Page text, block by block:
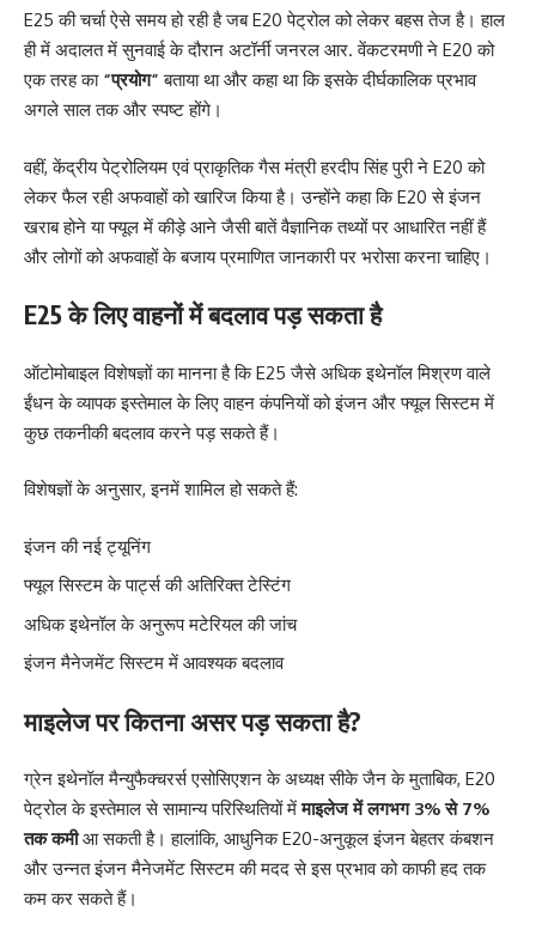
E25 की चर्चा ऐसे समय हो रही है जब E20 पेट्रोल को लेकर बहस तेज है। हाल
ही में अदालत में सुनवाई के दौरान अटॉर्नी जनरल आर. वेंकटरमणी ने E20 को
एक तरह का “प्रयोग” बताया था और कहा था कि इसके दीर्घकालिक प्रभाव
अगले साल तक और स्पष्ट होंगे।
वहीं, केंद्रीय पेट्रोलियम एवं प्राकृतिक गैस मंत्री हरदीप सिंह पुरी ने E20 को
लेकर फैल रही अफवाहों को खारिज किया है। उन्होंने कहा कि E20 से इंजन
खराब होने या फ्यूल में कीड़े आने जैसी बातें वैज्ञानिक तथ्यों पर आधारित नहीं हैं
और लोगों को अफवाहों के बजाय प्रमाणित जानकारी पर भरोसा करना चाहिए।
E25 के लिए वाहनों में बदलाव पड़ सकता है
ऑटोमोबाइल विशेषज्ञों का मानना है कि E25 जैसे अधिक इथेनॉल मिश्रण वाले
ईंधन के व्यापक इस्तेमाल के लिए वाहन कंपनियों को इंजन और फ्यूल सिस्टम में
कुछ तकनीकी बदलाव करने पड़ सकते हैं।
विशेषज्ञों के अनुसार, इनमें शामिल हो सकते हैं:
इंजन की नई ट्यूनिंग
फ्यूल सिस्टम के पार्ट्स की अतिरिक्त टेस्टिंग
अधिक इथेनॉल के अनुरूप मटेरियल की जांच
इंजन मैनेजमेंट सिस्टम में आवश्यक बदलाव
माइलेज पर कितना असर पड़ सकता है?
ग्रेन इथेनॉल मैन्युफैक्चरर्स एसोसिएशन के अध्यक्ष सीके जैन के मुताबिक, E20
पेट्रोल के इस्तेमाल से सामान्य परिस्थितियों मेंमाइलेज में लगभग 3% से 7%
तक कमीआ सकती है। हालांकि, आधुनिक E20-अनुकूल इंजन बेहतर कंबशन
और उन्नत इंजन मैनेजमेंट सिस्टम की मदद से इस प्रभाव को काफी हद तक
कम कर सकते हैं।